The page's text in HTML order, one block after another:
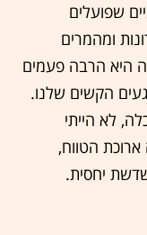
שפועלים
ומהמרים
היא הרבה פעמים
הקשים שלנו.
לא הייתי
הטווח,
יחסית.